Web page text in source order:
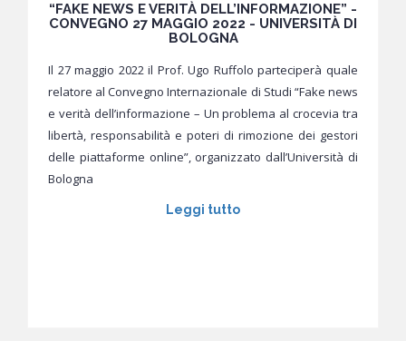
“FAKE NEWS E VERITÀ DELL’INFORMAZIONE” -
CONVEGNO 27 MAGGIO 2022 - UNIVERSITÀ DI
BOLOGNA
Il 27 maggio 2022 il Prof. Ugo Ruffolo parteciperà quale
relatore al Convegno Internazionale di Studi “Fake news
e verità dell’informazione – Un problema al crocevia tra
libertà, responsabilità e poteri di rimozione dei gestori
delle piattaforme online”, organizzato dall’Università di
Bologna
Leggi tutto